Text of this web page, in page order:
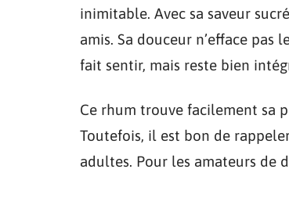
inimitable. Avec sa saveur
amis. Sa douceur n’efface pas
fait sentir, mais reste bien
Ce rhum trouve facilement sa
Toutefois, il est bon de
adultes. Pour les amateurs de